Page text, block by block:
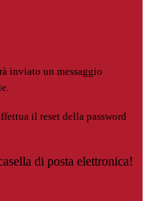
inviato un messaggio
il reset della password
di posta elettronica!